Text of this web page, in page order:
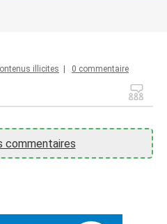
illicites 0 commentaire
commentaires